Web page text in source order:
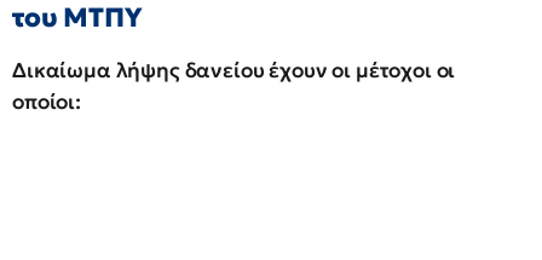
του ΜΤΠΥ
Δικαίωμα λήψης δανείου έχουν οι μέτοχοι οι
οποίοι: